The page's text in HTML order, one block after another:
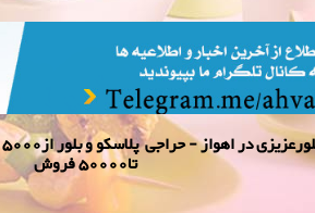
تا50000 فروش